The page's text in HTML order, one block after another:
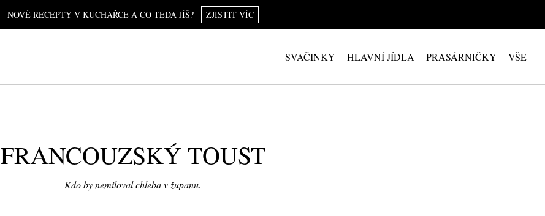
NOVÉ RECEPTY V KUCHAŘCE A CO TEDA JÍŠ? ZJISTIT VÍC
SVAČINKY HLAVNÍ JÍDLA PRASÁRNIČKY VŠE
FRANCOUZSKÝ TOUST
Kdo by nemiloval chleba v županu.